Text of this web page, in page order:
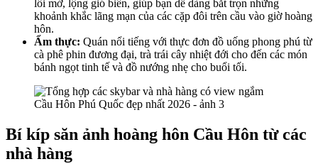
lối mở, lộng gió biển, giúp bạn dễ dàng bắt trọn những
khoảnh khắc lãng mạn của các cặp đôi trên cầu vào giờ hoàng
hôn.
Ẩm thực: Quán nổi tiếng với thực đơn đồ uống phong phú từ
cà phê phin đương đại, trà trái cây nhiệt đới cho đến các món
bánh ngọt tinh tế và đồ nướng nhẹ cho buổi tối.
Bí kíp săn ảnh hoàng hôn Cầu Hôn từ các
nhà hàng